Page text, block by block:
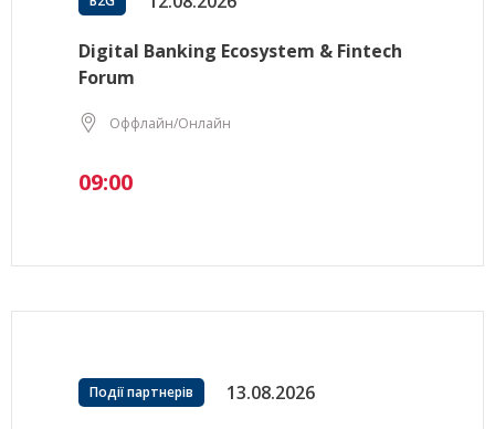
Digital Banking Ecosystem & Fintech
Forum
Оффлайн/Онлайн
09:00
Події партнерів 13.08.2026